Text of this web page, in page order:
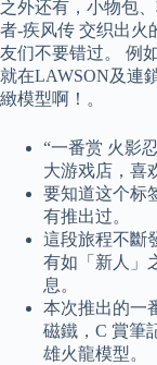
之外还有，小物包
者-疾风传 交织出火
友们不要错过。 例
就在LAWSON及連
緻模型啊！。
“一番赏 火影
大游戏店，喜
要知道这个标
有推出过。
這段旅程不斷
有如「新人」
息。
本次推出的一
磁鐵，C 賞筆
雄火龍模型。